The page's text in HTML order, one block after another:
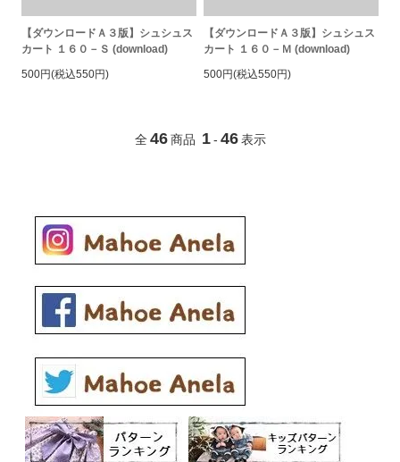
【ダウンロードＡ３版】シュシュス
カート １６０－Ｓ (download)
500円(税込550円)
【ダウンロードＡ３版】シュシュス
カート １６０－Ｍ (download)
500円(税込550円)
全 46 商品 1 - 46 表示